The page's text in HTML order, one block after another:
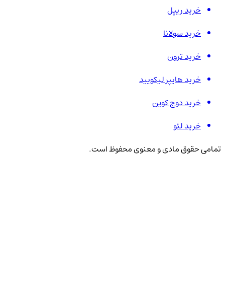
خرید ریپل
خرید سولانا
خرید ترون
خرید هایپر لیکویید
خرید دوج کوین
خرید لئو
تمامی حقوق مادی و معنوی محفوظ است.